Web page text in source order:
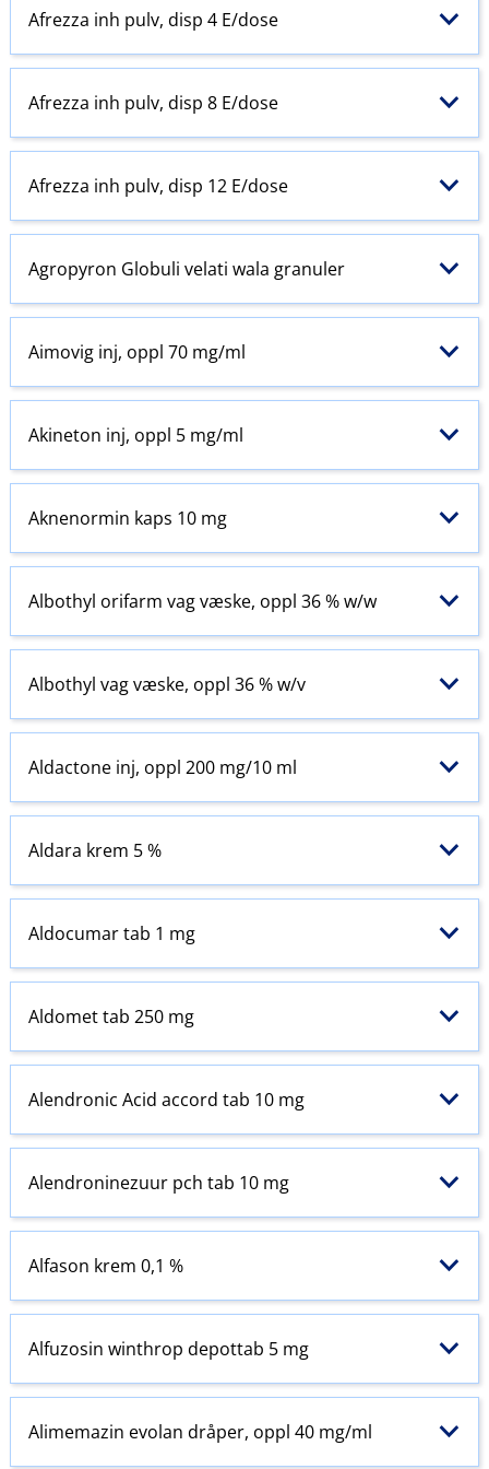
Afrezza inh pulv, disp 4 E​/​dose
Afrezza inh pulv, disp 8 E​/​dose
Afrezza inh pulv, disp 12 E​/​dose
Agropyron Globuli velati wala granuler
Aimovig inj, oppl 70 mg/ml
Akineton inj, oppl 5 mg/ml
Aknenormin kaps 10 mg
Albothyl orifarm vag væske, oppl 36 % w​/​w
Albothyl vag væske, oppl 36 % w​/​v
Aldactone inj, oppl 200 mg/10 ml
Aldara krem 5 %
Aldocumar tab 1 mg
Aldomet tab 250 mg
Alendronic Acid accord tab 10 mg
Alendroninezuur pch tab 10 mg
Alfason krem 0,1 %
Alfuzosin winthrop depottab 5 mg
Alimemazin evolan dråper, oppl 40 mg/ml